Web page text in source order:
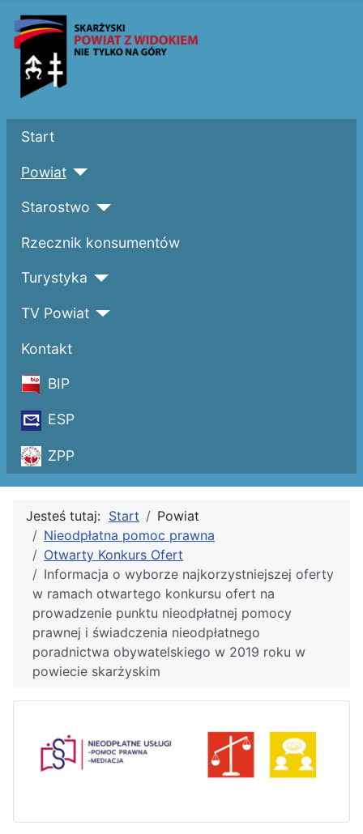
Start
Powiat
Starostwo
Rzecznik konsumentów
Turystyka
TV Powiat
Kontakt
BIP
ESP
ZPP
Jesteś tutaj: Start
Powiat
Nieodpłatna pomoc prawna
Otwarty Konkurs Ofert
Informacja o wyborze najkorzystniejszej oferty
w ramach otwartego konkursu ofert na
prowadzenie punktu nieodpłatnej pomocy
prawnej i świadczenia nieodpłatnego
poradnictwa obywatelskiego w 2019 roku w
powiecie skarżyskim